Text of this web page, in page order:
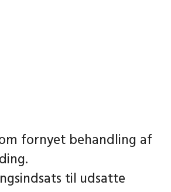
fornyet behandling af
til udsatte